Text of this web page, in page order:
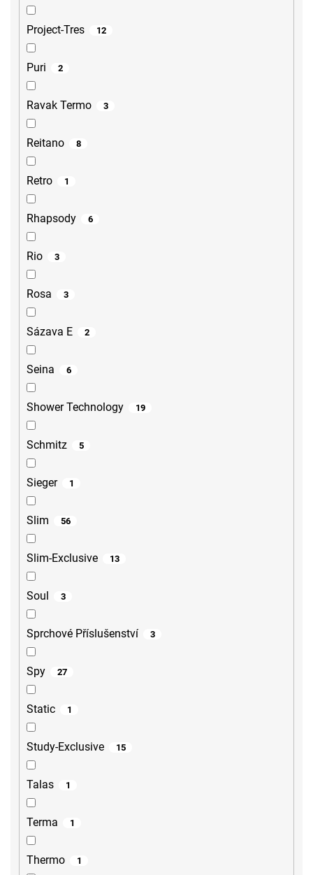
Project-Tres 12
Puri 2
Ravak Termo 3
Reitano 8
Retro 1
Rhapsody 6
Rio 3
Rosa 3
Sázava E 2
Seina 6
Shower Technology 19
Schmitz 5
Sieger 1
Slim 56
Slim-Exclusive 13
Soul 3
Sprchové Příslušenství 3
Spy 27
Static 1
Study-Exclusive 15
Talas 1
Terma 1
Thermo 1